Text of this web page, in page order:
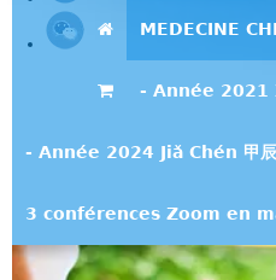
MEDECINE
- Année 2021
- Année 2024 Jiǎ Chén 甲
3 conférences Zoom en